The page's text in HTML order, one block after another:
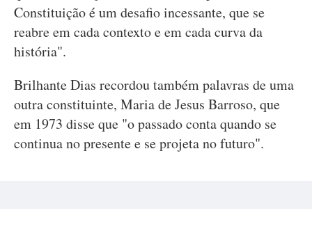
Constituição é um desafio incessante, que se
reabre em cada contexto e em cada curva da
história".
Brilhante Dias recordou também palavras de uma
outra constituinte, Maria de Jesus Barroso, que
em 1973 disse que "o passado conta quando se
continua no presente e se projeta no futuro".